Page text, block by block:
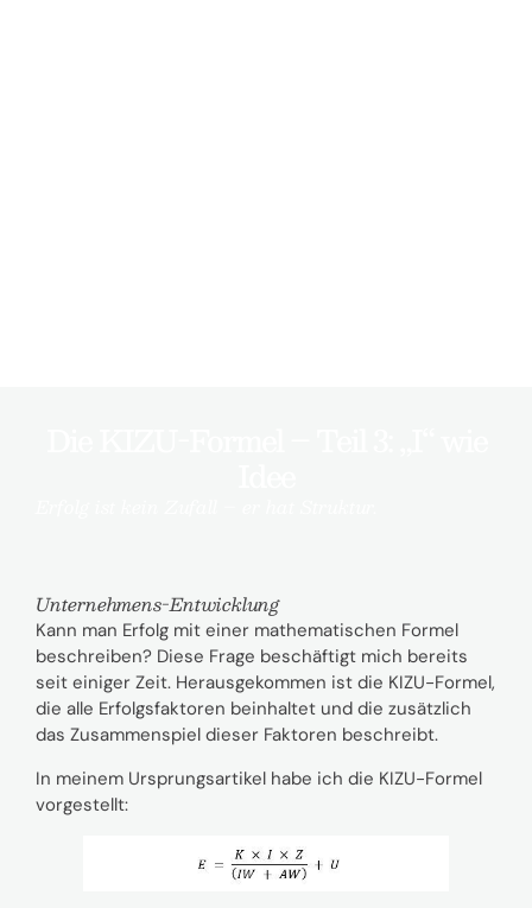
Unternehmens-Entwicklung
Kann man Erfolg mit einer mathematischen Formel
beschreiben? Diese Frage beschäftigt mich bereits
seit einiger Zeit. Herausgekommen ist die KIZU-Formel,
die alle Erfolgsfaktoren beinhaltet und die zusätzlich
das Zusammenspiel dieser Faktoren beschreibt.
In meinem Ursprungsartikel habe ich die KIZU-Formel
vorgestellt: